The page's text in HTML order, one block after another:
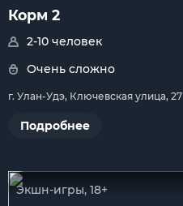
Корм 2
2-10 человек
Очень сложно
г. Улан-Удэ, Ключевская улица, 27
Подробнее
Экшн-игры, 18+